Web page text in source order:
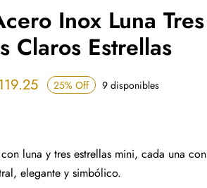
Inox Luna Tres
Claros Estrellas
Price
through
$119.25
25% Off 9 disponibles
luna y tres estrellas mini, cada una con
elegante y simbólico.